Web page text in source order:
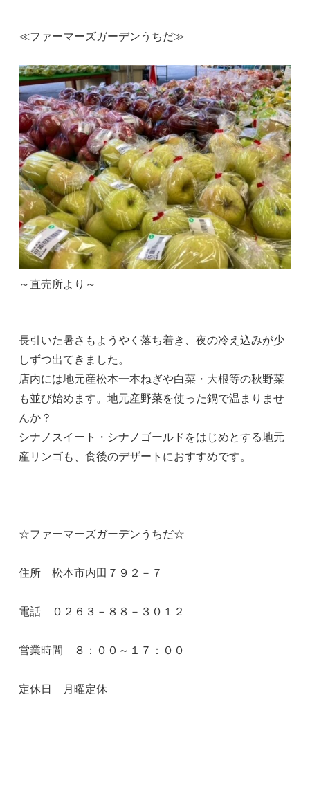
≪ファーマーズガーデンうちだ≫
～直売所より～
長引いた暑さもようやく落ち着き、夜の冷え込みが少
しずつ出てきました。
店内には地元産松本一本ねぎや白菜・大根等の秋野菜
も並び始めます。地元産野菜を使った鍋で温まりませ
んか？
シナノスイート・シナノゴールドをはじめとする地元
産リンゴも、食後のデザートにおすすめです。
☆ファーマーズガーデンうちだ☆
住所 松本市内田７９２－７
電話 ０２６３－８８－３０１２
営業時間 ８：００～１７：００
定休日 月曜定休